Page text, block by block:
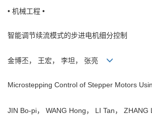
• 机械工程 •
智能调节续流模式的步进电机细分控制
金博丕， 王宏， 李坦， 张亮
Microstepping Control of Stepper Motors
JIN Bo-pi， WANG Hong， LI Tan，